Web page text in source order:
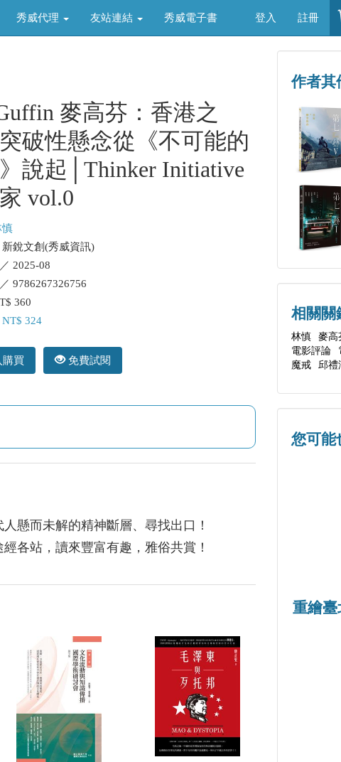
秀威代理 友站連結 秀威電子書 登入 註冊
麥高芬：香港之
破性懸念從《不可能的
說起│Thinker Initiative
vol.0
慎
銳文創(秀威資訊)
2025-08
9786267326756
360
324
買 免費試閱
懸而未解的精神斷層、尋找出口！
各站，讀來豐富有趣，雅俗共賞！
作者其
相關關
林慎 麥高
電影評論
魔戒
邱禮
您可能
重繪臺